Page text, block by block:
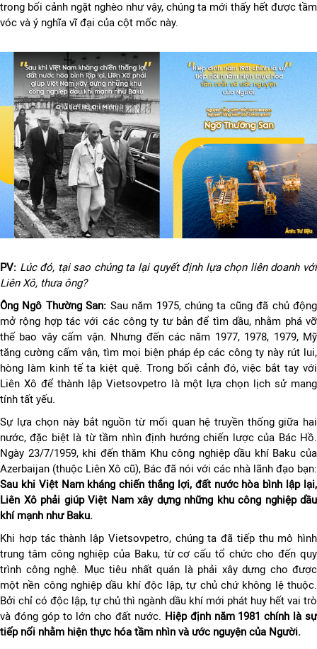
trong bối cảnh ngặt nghèo như vậy, chúng ta mới thấy hết được tầm
vóc và ý nghĩa vĩ đại của cột mốc này.
PV: Lúc đó, tại sao chúng ta lại quyết định lựa chọn liên doanh với
Liên Xô, thưa ông?
Ông Ngô Thường San: Sau năm 1975, chúng ta cũng đã chủ động
mở rộng hợp tác với các công ty tư bản để tìm dầu, nhằm phá vỡ
thế bao vây cấm vận. Nhưng đến các năm 1977, 1978, 1979, Mỹ
tăng cường cấm vận, tìm mọi biện pháp ép các công ty này rút lui,
hòng làm kinh tế ta kiệt quệ. Trong bối cảnh đó, việc bắt tay với
Liên Xô để thành lập Vietsovpetro là một lựa chọn lịch sử mang
tính tất yếu.
Sự lựa chọn này bắt nguồn từ mối quan hệ truyền thống giữa hai
nước, đặc biệt là từ tầm nhìn định hướng chiến lược của Bác Hồ.
Ngày 23/7/1959, khi đến thăm Khu công nghiệp dầu khí Baku của
Azerbaijan (thuộc Liên Xô cũ), Bác đã nói với các nhà lãnh đạo bạn:
Sau khi Việt Nam kháng chiến thắng lợi, đất nước hòa bình lập lại,
Liên Xô phải giúp Việt Nam xây dựng những khu công nghiệp dầu
khí mạnh như Baku.
Khi hợp tác thành lập Vietsovpetro, chúng ta đã tiếp thu mô hình
trung tâm công nghiệp của Baku, từ cơ cấu tổ chức cho đến quy
trình công nghệ. Mục tiêu nhất quán là phải xây dựng cho được
một nền công nghiệp dầu khí độc lập, tự chủ chứ không lệ thuộc.
Bởi chỉ có độc lập, tự chủ thì ngành dầu khí mới phát huy hết vai trò
và đóng góp to lớn cho đất nước. Hiệp định năm 1981 chính là sự
tiếp nối nhằm hiện thực hóa tầm nhìn và ước nguyện của Người.